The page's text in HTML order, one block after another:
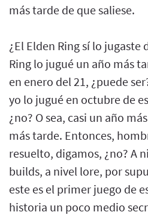
más tarde de que saliese.
¿El Elden Ring sí lo jugaste
Ring lo jugué un año más
en enero del 21, ¿puede
yo lo jugué en octubre de
¿no? O sea, casi un año
más tarde. Entonces,
resuelto, digamos, ¿no? A
builds, a nivel lore, por
este es el primer juego de
historia un poco medio